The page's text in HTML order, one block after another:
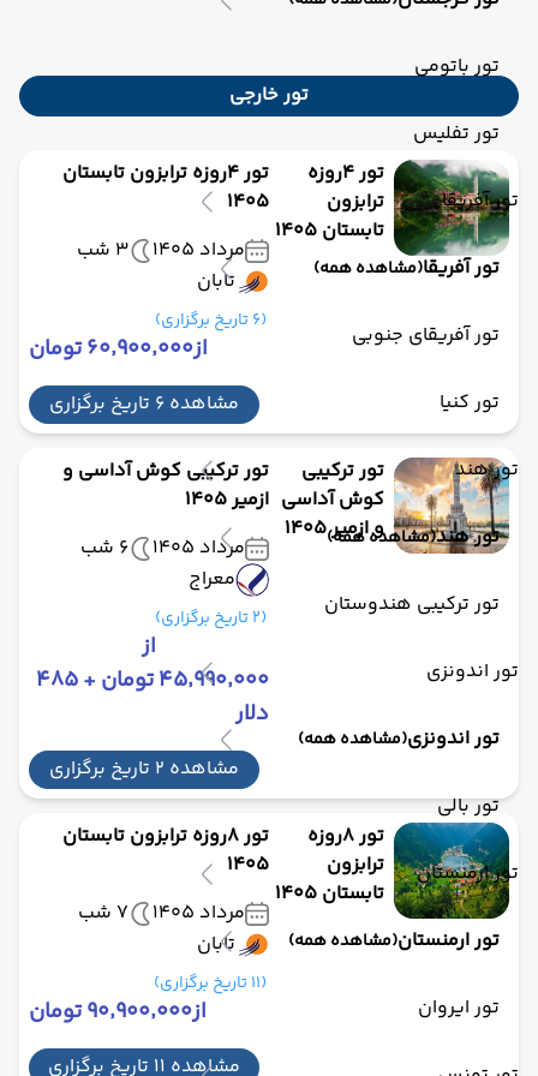
تور باتومی
تور تفلیس
تور آفریقا
تور آفریقا(مشاهده همه)
تور آفریقای جنوبی
تور کنیا
تور هند
تور هند(مشاهده همه)
تور ترکیبی هندوستان
تور اندونزی
تور اندونزی(مشاهده همه)
تور بالی
تور ارمنستان
تور ارمنستان(مشاهده همه)
تور ایروان
تور خارجی
تور 4روزه
ترابزون
تابستان 1405
تور 4روزه ترابزون تابستان
1405
مرداد 1405
3 شب
تابان
(6 تاریخ برگزاری)
از۶۰٬۹۰۰٬۰۰۰ تومان
مشاهده 6 تاریخ برگزاری
تور ترکیبی
کوش آداسی
و ازمیر 1405
تور ترکیبی کوش آداسی و
ازمیر 1405
مرداد 1405
6 شب
معراج
(2 تاریخ برگزاری)
از
۴۵٬۹۹۰٬۰۰۰ تومان + ۴۸۵
دلار
مشاهده 2 تاریخ برگزاری
تور 8روزه
ترابزون
تابستان 1405
تور 8روزه ترابزون تابستان
1405
مرداد 1405
7 شب
تابان
(11 تاریخ برگزاری)
از۹۰٬۹۰۰٬۰۰۰ تومان
مشاهده 11 تاریخ برگزاری